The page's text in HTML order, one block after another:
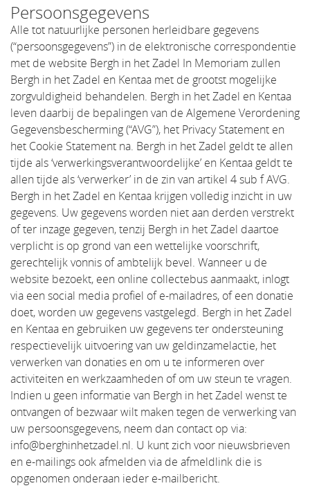
Persoonsgegevens
Alle tot natuurlijke personen herleidbare gegevens
(“persoonsgegevens”) in de elektronische correspondentie
met de website Bergh in het Zadel In Memoriam zullen
Bergh in het Zadel en Kentaa met de grootst mogelijke
zorgvuldigheid behandelen. Bergh in het Zadel en Kentaa
leven daarbij de bepalingen van de Algemene Verordening
Gegevensbescherming (“AVG”), het Privacy Statement en
het Cookie Statement na. Bergh in het Zadel geldt te allen
tijde als ‘verwerkingsverantwoordelijke’ en Kentaa geldt te
allen tijde als ‘verwerker’ in de zin van artikel 4 sub f AVG.
Bergh in het Zadel en Kentaa krijgen volledig inzicht in uw
gegevens. Uw gegevens worden niet aan derden verstrekt
of ter inzage gegeven, tenzij Bergh in het Zadel daartoe
verplicht is op grond van een wettelijke voorschrift,
gerechtelijk vonnis of ambtelijk bevel. Wanneer u de
website bezoekt, een online collectebus aanmaakt, inlogt
via een social media profiel of e-mailadres, of een donatie
doet, worden uw gegevens vastgelegd. Bergh in het Zadel
en Kentaa en gebruiken uw gegevens ter ondersteuning
respectievelijk uitvoering van uw geldinzamelactie, het
verwerken van donaties en om u te informeren over
activiteiten en werkzaamheden of om uw steun te vragen.
Indien u geen informatie van Bergh in het Zadel wenst te
ontvangen of bezwaar wilt maken tegen de verwerking van
uw persoonsgegevens, neem dan contact op via:
info@berghinhetzadel.nl. U kunt zich voor nieuwsbrieven
en e-mailings ook afmelden via de afmeldlink die is
opgenomen onderaan ieder e-mailbericht.